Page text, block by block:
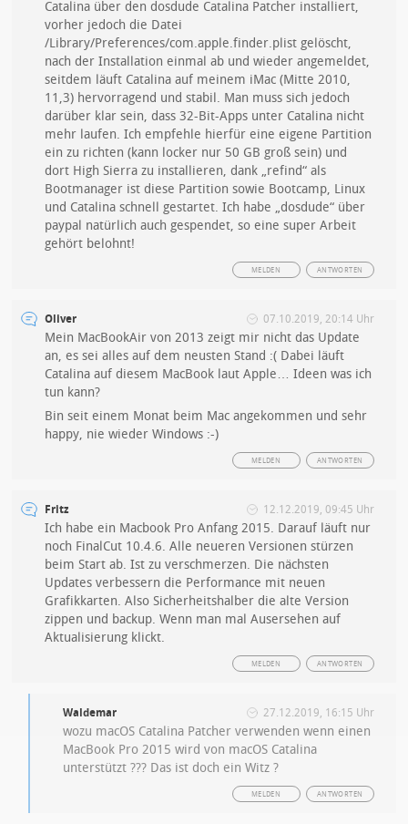
Catalina über den dosdude Catalina Patcher installiert,
vorher jedoch die Datei
/Library/Preferences/com.apple.finder.plist gelöscht,
nach der Installation einmal ab und wieder angemeldet,
seitdem läuft Catalina auf meinem iMac (Mitte 2010,
11,3) hervorragend und stabil. Man muss sich jedoch
darüber klar sein, dass 32-Bit-Apps unter Catalina nicht
mehr laufen. Ich empfehle hierfür eine eigene Partition
ein zu richten (kann locker nur 50 GB groß sein) und
dort High Sierra zu installieren, dank „refind“ als
Bootmanager ist diese Partition sowie Bootcamp, Linux
und Catalina schnell gestartet. Ich habe „dosdude“ über
paypal natürlich auch gespendet, so eine super Arbeit
gehört belohnt!
ANTWORTEN
MELDEN
Oliver 07.10.2019, 20:14 Uhr
Mein MacBookAir von 2013 zeigt mir nicht das Update
an, es sei alles auf dem neusten Stand :( Dabei läuft
Catalina auf diesem MacBook laut Apple… Ideen was ich
tun kann?
Bin seit einem Monat beim Mac angekommen und sehr
happy, nie wieder Windows :-)
ANTWORTEN
MELDEN
Fritz 12.12.2019, 09:45 Uhr
Ich habe ein Macbook Pro Anfang 2015. Darauf läuft nur
noch FinalCut 10.4.6. Alle neueren Versionen stürzen
beim Start ab. Ist zu verschmerzen. Die nächsten
Updates verbessern die Performance mit neuen
Grafikkarten. Also Sicherheitshalber die alte Version
zippen und backup. Wenn man mal Ausersehen auf
Aktualisierung klickt.
ANTWORTEN
MELDEN
Waldemar 27.12.2019, 16:15 Uhr
wozu macOS Catalina Patcher verwenden wenn einen
MacBook Pro 2015 wird von macOS Catalina
unterstützt ??? Das ist doch ein Witz ?
ANTWORTEN
MELDEN